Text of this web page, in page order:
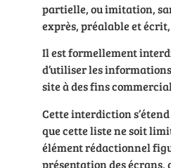
partielle, ou imitation,
exprès, préalable et
Il est formellement
d’utiliser les
site à des fins
Cette interdiction
que cette liste ne soit
élément rédactionnel
présentation des écrans,